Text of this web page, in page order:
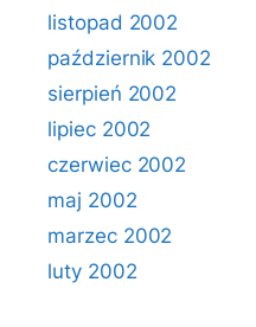
listopad 2002
październik 2002
sierpień 2002
lipiec 2002
czerwiec 2002
maj 2002
marzec 2002
luty 2002